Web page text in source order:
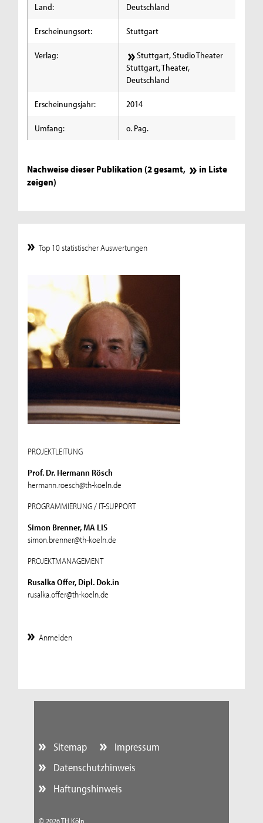
Land: Deutschland
Erscheinungsort: Stuttgart
Verlag:
Stuttgart, Studio Theater
Stuttgart, Theater,
Deutschland
Erscheinungsjahr: 2014
Umfang: o. Pag.
Nachweise dieser Publikation (2 gesamt,
in Liste
zeigen)
Top 10 statistischer Auswertungen
PROJEKTLEITUNG
Prof. Dr. Hermann Rösch
hermann.roesch@th-koeln.de
PROGRAMMIERUNG / IT-SUPPORT
Simon Brenner, MA LIS
simon.brenner@th-koeln.de
PROJEKTMANAGEMENT
Rusalka Offer, Dipl. Dok.in
rusalka.offer@th-koeln.de
Anmelden
Sitemap
Impressum
Datenschutzhinweis
Haftungshinweis
© 2026 TH Köln